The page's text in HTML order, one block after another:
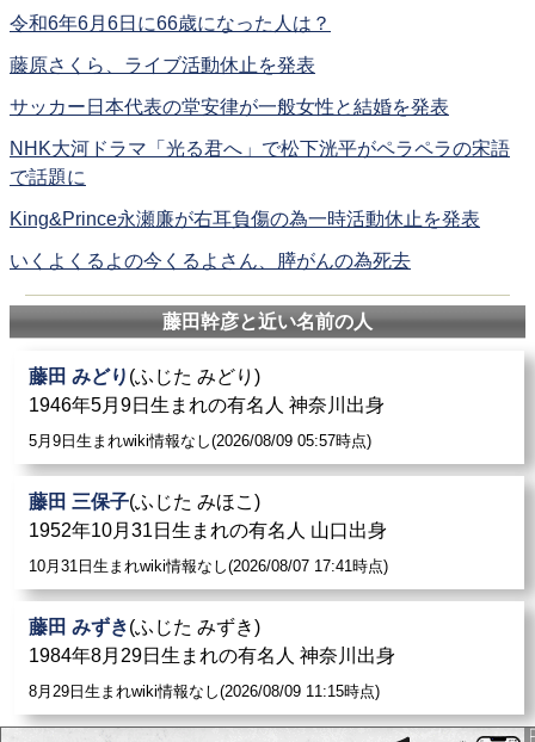
令和6年6月6日に66歳になった人は？
藤原さくら、ライブ活動休止を発表
サッカー日本代表の堂安律が一般女性と結婚を発表
NHK大河ドラマ「光る君へ」で松下洸平がペラペラの宋語
で話題に
King&Prince永瀬廉が右耳負傷の為一時活動休止を発表
いくよくるよの今くるよさん、膵がんの為死去
藤田幹彦と近い名前の人
藤田 みどり (ふじた みどり)
1946年5月9日生まれの有名人 神奈川出身
5月9日生まれwiki情報なし(2026/08/09 05:57時点)
藤田 三保子(ふじた みほこ)
1952年10月31日生まれの有名人 山口出身
10月31日生まれwiki情報なし(2026/08/07 17:41時点)
藤田 みずき(ふじた みずき)
1984年8月29日生まれの有名人 神奈川出身
8月29日生まれwiki情報なし(2026/08/09 11:15時点)